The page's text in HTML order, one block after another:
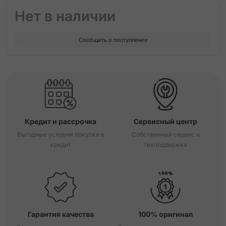
Нет в наличии
Сообщить о поступлении
Кредит и рассрочка
Выгодные условия покупки в
кредит
Сервисный центр
Собственный сервис и
техподдержка
Гарантия качества 100% оригинал